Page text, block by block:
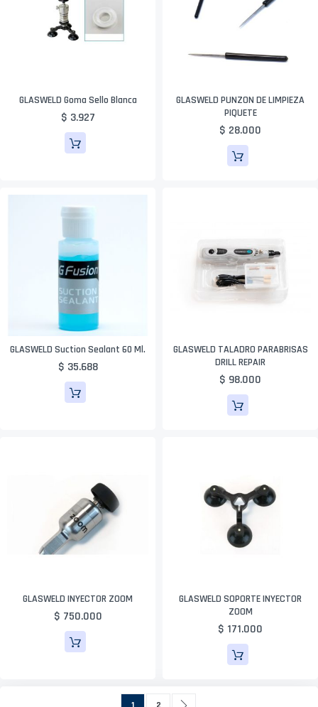
GLASWELD Goma Sello Blanca
$ 3.927
GLASWELD PUNZON DE LIMPIEZA
PIQUETE
$ 28.000
GLASWELD Suction Sealant 60 Ml.
$ 35.688
GLASWELD TALADRO PARABRISAS
DRILL REPAIR
$ 98.000
GLASWELD INYECTOR ZOOM
$ 750.000
GLASWELD SOPORTE INYECTOR
ZOOM
$ 171.000
Actualmente estás leyendo página
Página